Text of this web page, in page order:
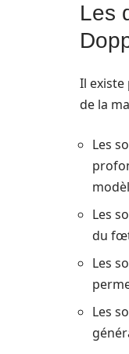
Les
Il existe
de la
Les
Les
du
Les
Les